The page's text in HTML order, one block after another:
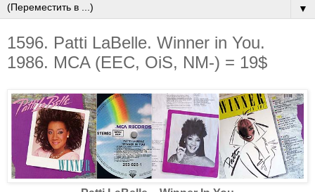
▼
1596. Patti LaBelle. Winner in You.
1986. MCA (EEC, OiS, NM-) = 19$